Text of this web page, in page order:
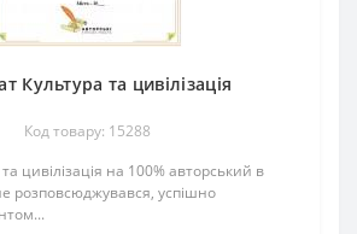
Культура та цивілізація
Код товару: 15288
цивілізація на 100% авторський в
розповсюджувався, успішно